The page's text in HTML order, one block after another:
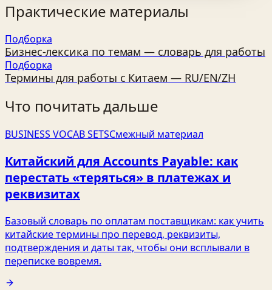
Практические материалы
Подборка
Бизнес‑лексика по темам — словарь для работы
Подборка
Термины для работы с Китаем — RU/EN/ZH
Что почитать дальше
BUSINESS VOCAB SETSСмежный материал
Китайский для Accounts Payable: как
перестать «теряться» в платежах и
реквизитах
Базовый словарь по оплатам поставщикам: как учить
китайские термины про перевод, реквизиты,
подтверждения и даты так, чтобы они всплывали в
переписке вовремя.